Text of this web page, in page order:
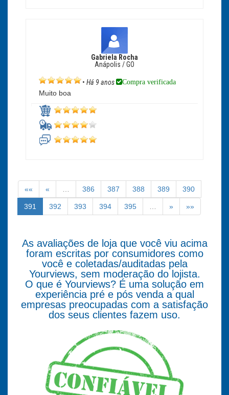
Gabriela Rocha
Anápolis / GO
• Há 9 anos Compra verificada
Muito boa
«« « … 386 387 388 389 390
391 392 393 394 395 … » »»
As avaliações de loja que você viu acima
foram escritas por consumidores como
você e coletadas/auditadas pela
Yourviews, sem moderação do lojista.
O que é Yourviews? É uma solução em
experiência pré e pós venda a qual
empresas preocupadas com a satisfação
dos seus clientes fazem uso.